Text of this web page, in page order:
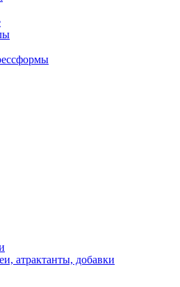
атрактанты, добавки